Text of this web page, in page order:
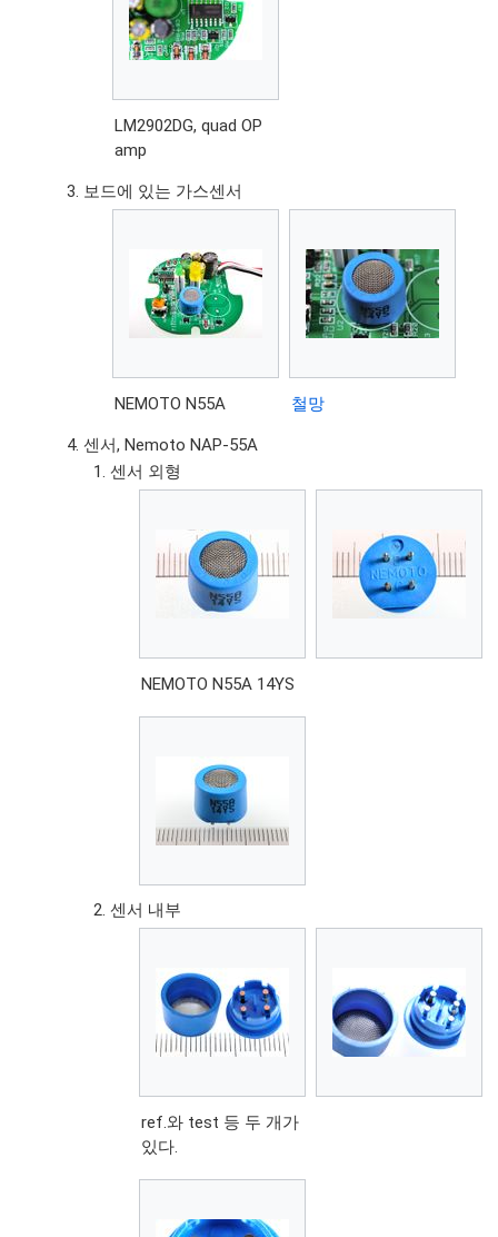
LM2902DG, quad OP
amp
보드에 있는 가스센서
NEMOTO N55A 철망
센서, Nemoto NAP-55A
센서 외형
NEMOTO N55A 14YS
센서 내부
ref.와 test 등 두 개가
있다.